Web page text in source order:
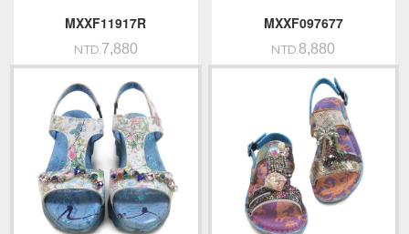
MXXF11917R
NTD.7,880
MXXF097677
NTD.8,880